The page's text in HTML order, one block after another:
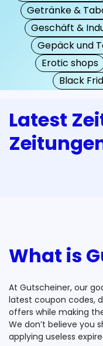
Getränke &
Geschäft &
Gepäck und
Erotic shops
Black
Latest
What is
At Gutscheiner, our
latest coupon codes,
offers while making
We don’t believe you
applying useless